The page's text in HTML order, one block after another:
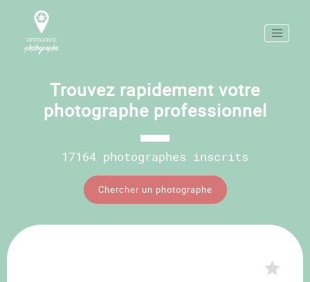
Trouvez rapidement votre
photographe professionnel
17164 photographes inscrits
Chercher un photographe